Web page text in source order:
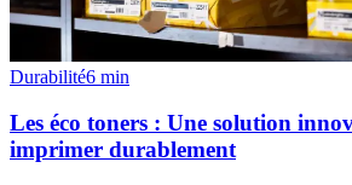
Durabilité6 min
Les éco toners : Une solution
imprimer durablement